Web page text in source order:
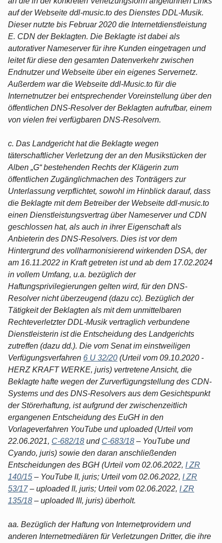
auf der Webseite ddl-music.to des Dienstes DDL-Musik.
Dieser nutzte bis Februar 2020 die Internetdienstleistung
E. CDN der Beklagten. Die Beklagte ist dabei als
autorativer Nameserver für ihre Kunden eingetragen und
leitet für diese den gesamten Datenverkehr zwischen
Endnutzer und Webseite über ein eigenes Servernetz.
Außerdem war die Webseite ddl-Music.to für die
Internetnutzer bei entsprechender Voreinstellung über den
öffentlichen DNS-Resolver der Beklagten aufrufbar, einem
von vielen frei verfügbaren DNS-Resolvern.
c. Das Landgericht hat die Beklagte wegen
täterschaftlicher Verletzung der an den Musikstücken der
Alben „G“ bestehenden Rechts der Klägerin zum
öffentlichen Zugänglichmachen des Tonträgers zur
Unterlassung verpflichtet, sowohl im Hinblick darauf, dass
die Beklagte mit dem Betreiber der Webseite ddl-music.to
einen Dienstleistungsvertrag über Nameserver und CDN
geschlossen hat, als auch in ihrer Eigenschaft als
Anbieterin des DNS-Resolvers. Dies ist vor dem
Hintergrund des vollharmonisierend wirkenden DSA, der
am 16.11.2022 in Kraft getreten ist und ab dem 17.02.2024
in vollem Umfang, u.a. bezüglich der
Haftungsprivilegierungen gelten wird, für den DNS-
Resolver nicht überzeugend (dazu cc). Bezüglich der
Tätigkeit der Beklagten als mit dem unmittelbaren
Rechteverletzter DDL-Musik vertraglich verbundene
Dienstleisterin ist die Entscheidung des Landgerichts
zutreffen (dazu dd.). Die vom Senat im einstweiligen
Verfügungsverfahren 6 U 32/20 (Urteil vom 09.10.2020 -
HERZ KRAFT WERKE, juris) vertretene Ansicht, die
Beklagte hafte wegen der Zurverfügungstellung des CDN-
Systems und des DNS-Resolvers aus dem Gesichtspunkt
der Störerhaftung, ist aufgrund der zwischenzeitlich
ergangenen Entscheidung des EuGH in den
Vorlageverfahren YouTube und uploaded (Urteil vom
22.06.2021, C-682/18 und C-683/18 – YouTube und
Cyando, juris) sowie den daran anschließenden
Entscheidungen des BGH (Urteil vom 02.06.2022, I ZR
140/15 – YouTube II, juris; Urteil vom 02.06.2022, I ZR
53/17– uploaded II, juris; Urteil vom 02.06.2022, I ZR
135/18 – uploaded III, juris) überholt.
aa. Bezüglich der Haftung von Internetprovidern und
anderen Internetmediären für Verletzungen Dritter, die ihre